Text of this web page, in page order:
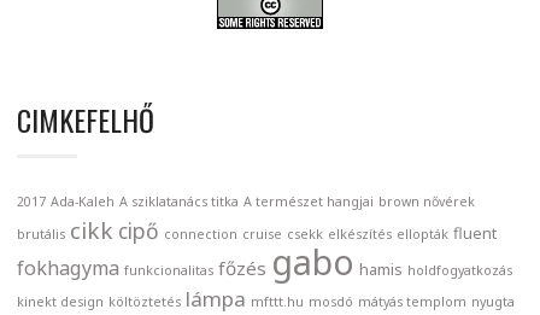
CIMKEFELHŐ
2017 Ada-Kaleh A sziklatanács titka A természet hangjai brown nővérek
brutális cikk cipő connection cruise csekk elkészítés ellopták fluent
fokhagyma funkcionalitas főzés gabo hamis holdfogyatkozás
kinekt design költöztetés lámpa mfttt.hu mosdó mátyás templom nyugta